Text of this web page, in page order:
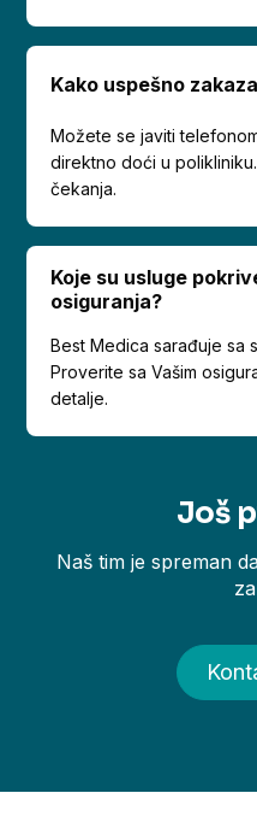
Kako uspešno
Možete se javiti
direktno doći u
čekanja.
Koje su usluge
osiguranja?
Best Medica sarađuje sa
Proverite sa Vašim
detalje.
Još
Naš tim je spreman